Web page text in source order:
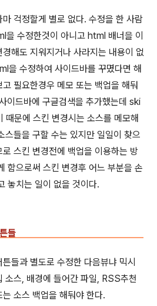
걱정할게 별로 없다. 수정을 한 사람
수정한것이 아니고 html 배너을 이
해도 지워지거나 사라지는 내용이 없
을 수정하여 사이드바를 꾸몄다면 해
필요한경우 메모 또는 백업을 해둬
이드바에 구글검색을 추가했는데 ski
문에 스킨 변경시는 소스를 메모해
스들을 구할 수는 있지만 일일이 찾으
스킨 변경전에 백업을 이용하는 방
함으로써 스킨 변경후 어느 부분을 손
놓치는 일이 없을 것이다.
들
들과 별도로 수정한 다음뷰냐 믹시
소스, 배경에 들어간 파일, RSS추천
소스 백업을 해둬야 한다.